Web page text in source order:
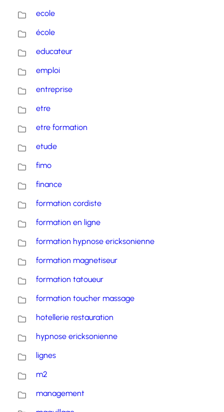
ecole
école
educateur
emploi
entreprise
etre
etre formation
etude
fimo
finance
formation cordiste
formation en ligne
formation hypnose ericksonienne
formation magnetiseur
formation tatoueur
formation toucher massage
hotellerie restauration
hypnose ericksonienne
lignes
m2
management